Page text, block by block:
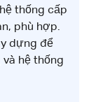
thống cấp
phù hợp.
dựng để
hệ thống